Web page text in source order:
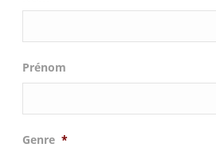
Prénom
Genre *